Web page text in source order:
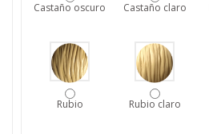
Castaño oscuro Castaño claro
Rubio Rubio claro